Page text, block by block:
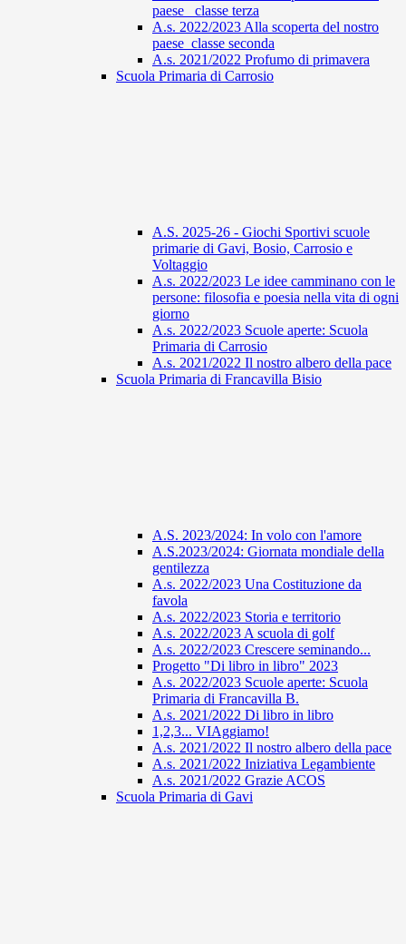
paese_ classe terza
A.s. 2022/2023 Alla scoperta del nostro
paese_classe seconda
A.s. 2021/2022 Profumo di primavera
Scuola Primaria di Carrosio
A.S. 2025-26 - Giochi Sportivi scuole
primarie di Gavi, Bosio, Carrosio e
Voltaggio
A.s. 2022/2023 Le idee camminano con le
persone: filosofia e poesia nella vita di ogni
giorno
A.s. 2022/2023 Scuole aperte: Scuola
Primaria di Carrosio
A.s. 2021/2022 Il nostro albero della pace
Scuola Primaria di Francavilla Bisio
A.S. 2023/2024: In volo con l'amore
A.S.2023/2024: Giornata mondiale della
gentilezza
A.s. 2022/2023 Una Costituzione da
favola
A.s. 2022/2023 Storia e territorio
A.s. 2022/2023 A scuola di golf
A.s. 2022/2023 Crescere seminando...
Progetto "Di libro in libro" 2023
A.s. 2022/2023 Scuole aperte: Scuola
Primaria di Francavilla B.
A.s. 2021/2022 Di libro in libro
1,2,3... VIAggiamo!
A.s. 2021/2022 Il nostro albero della pace
A.s. 2021/2022 Iniziativa Legambiente
A.s. 2021/2022 Grazie ACOS
Scuola Primaria di Gavi